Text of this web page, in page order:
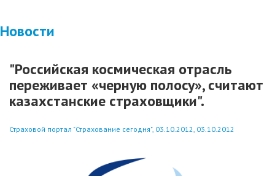
Новости
"Российская космическая отрасль
переживает «черную полосу», считают
казахстанские страховщики".
Страховой портал "Страхование сегодня", 03.10.2012, 03.10.2012